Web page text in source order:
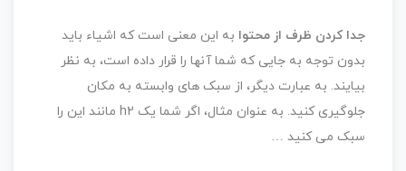
جدا کردن ظرف از محتوا به این معنی است که اشیاء باید
بدون توجه به جایی که شما آنها را قرار داده است، به نظر
بیایند. به عبارت دیگر، از سبک های وابسته به مکان
جلوگیری کنید. به عنوان مثال، اگر شما یک h2 مانند این را
سبک می کنید …